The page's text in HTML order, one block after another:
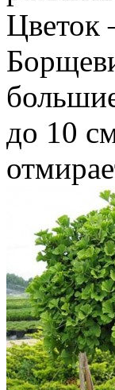
Цветок
до 10